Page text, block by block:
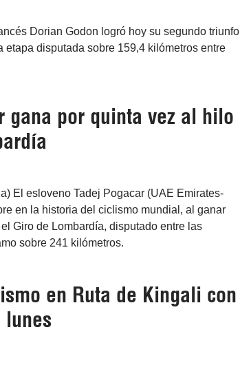
Dorian Godon logró hoy su segundo triunfo
disputada sobre 159,4 kilómetros entre
gana por quinta vez al hilo
El esloveno Tadej Pogacar (UAE Emirates-
en la historia del ciclismo mundial, al ganar
Giro de Lombardía, disputado entre las
sobre 241 kilómetros.
en Ruta de Kingali con
lunes